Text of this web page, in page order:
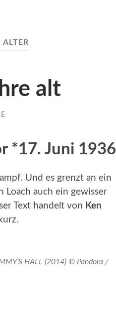
ALTER
alt
*17. Juni 1936
Und es grenzt an ein
Loach auch ein gewisser
Text handelt von Ken
HALL (2014) © Pandora /